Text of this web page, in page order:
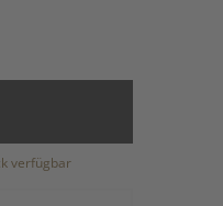
verfügbar